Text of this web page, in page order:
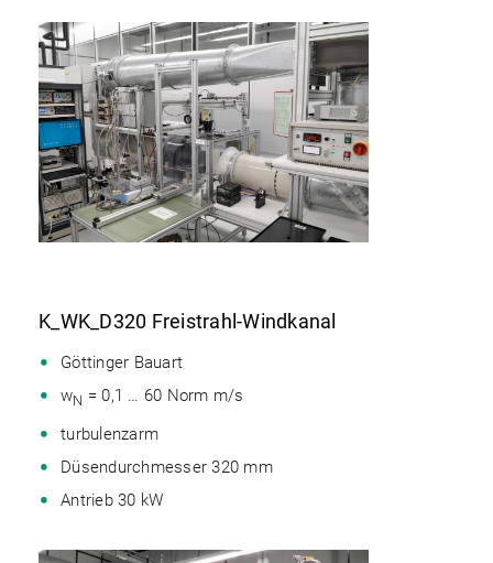
K_WK_D320 Freistrahl-Windkanal
Göttinger Bauart
wN = 0,1 … 60 Norm m/s
turbulenzarm
Düsendurchmesser 320 mm
Antrieb 30 kW